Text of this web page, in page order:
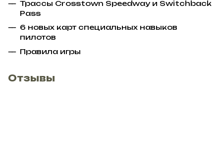
Трассы Crosstown Speedway и Switchback
Pass
6 новых карт специальных навыков
пилотов
Правила игры
Отзывы